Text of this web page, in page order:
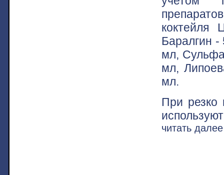
коктейля
Баралгин
мл,
мл,
мл.
При резко
читать